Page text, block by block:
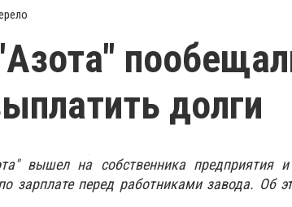
долги
вышел на собственника предприятия
зарплате перед работниками завода. Об